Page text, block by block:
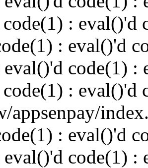
: eval()'d
: eval()'d
code(1) :
: eval()'d
appsenpay/
: eval()'d
code(1) :